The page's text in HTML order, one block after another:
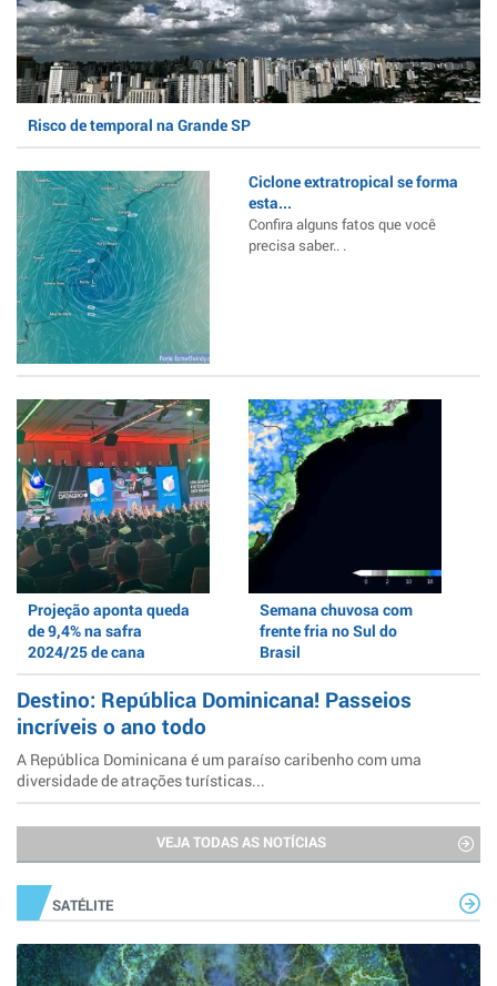
Risco de temporal na Grande SP
Ciclone extratropical se forma
esta...
Confira alguns fatos que você
precisa saber.. .
Projeção aponta queda
de 9,4% na safra
2024/25 de cana
Semana chuvosa com
frente fria no Sul do
Brasil
Destino: República Dominicana! Passeios
incríveis o ano todo
A República Dominicana é um paraíso caribenho com uma
diversidade de atrações turísticas...
VEJA TODAS AS NOTÍCIAS
SATÉLITE